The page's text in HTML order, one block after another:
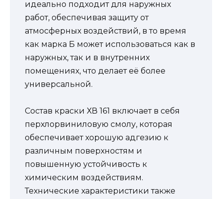
идеально подходит для наружных
работ, обеспечивая защиту от
атмосферных воздействий, в то время
как марка Б может использоваться как в
наружных, так и в внутренних
помещениях, что делает её более
универсальной.
Состав краски ХВ 161 включает в себя
перхлорвиниловую смолу, которая
обеспечивает хорошую адгезию к
различным поверхностям и
повышенную устойчивость к
химическим воздействиям.
Технические характеристики также